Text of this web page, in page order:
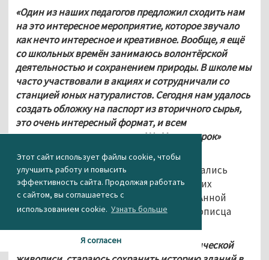
Этот сайт использует файлы cookie, чтобы
улучшить работу и повысить
эффективность сайта. Продолжая работать
с сайтом, вы соглашаетесь с
использованием cookie. Узнать больше
Я согласен
«Один из наших педагогов предложил сходить нам
на это интересное мероприятие, которое звучало
как нечто интересное и креативное. Вообще, я ещё
со школьных времён занимаюсь волонтёрской
деятельностью и сохранением природы. В школе мы
часто участвовали в акциях и сотрудничали со
станцией юных натуралистов. Сегодня нам удалось
создать обложку на паспорт из вторичного сырья,
это очень интересный формат, и всем
понравилось», — рассказал АН «Между строк»
студент НТГСПИ Ростислав Смирнов.
Для создания эко-сувениров использовались
изображения восстановленных уральских
особняков, нарисованные художницей Анной
Матяж, а также работы тагильского живописца
«Я, как продолжатель традиций реалистической